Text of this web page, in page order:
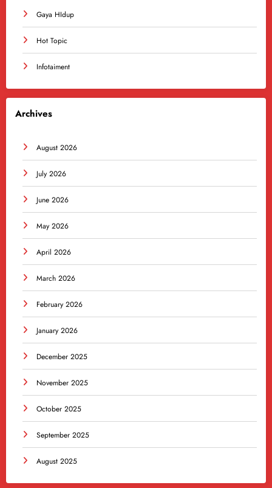
Gaya HIdup
Hot Topic
Infotaiment
Archives
August 2026
July 2026
June 2026
May 2026
April 2026
March 2026
February 2026
January 2026
December 2025
November 2025
October 2025
September 2025
August 2025